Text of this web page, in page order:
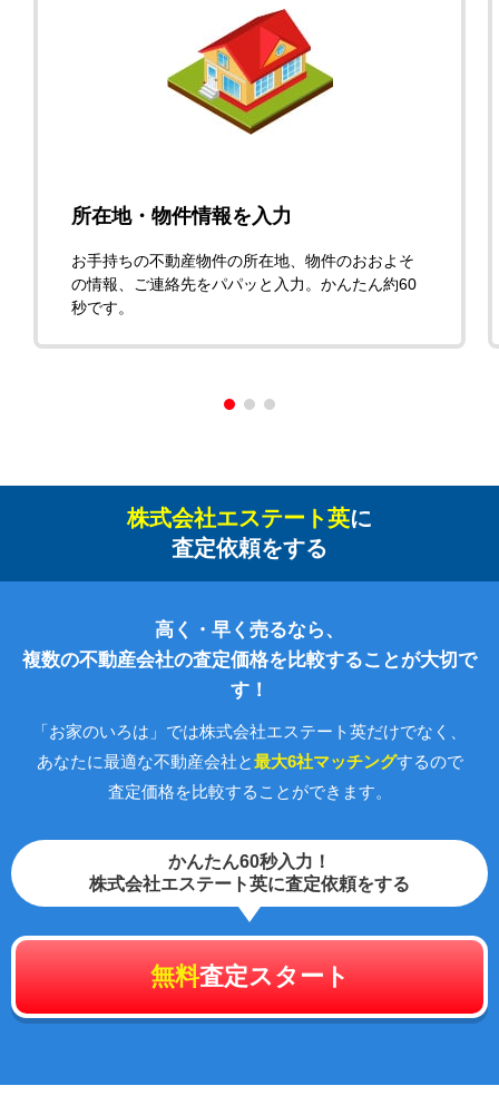
所在地・物件情報を入力
お手持ちの不動産物件の所在地、物件のおおよそ
の情報、ご連絡先をパパッと入力。かんたん約60
秒です。
株式会社エステート英に
査定依頼をする
高く・早く売るなら、
複数の不動産会社の査定価格を比較することが大切で
す！
「お家のいろは」では株式会社エステート英だけでなく、
あなたに最適な不動産会社と最大6社マッチングするので
査定価格を比較することができます。
かんたん60秒入力！
株式会社エステート英に査定依頼をする
無料査定スタート